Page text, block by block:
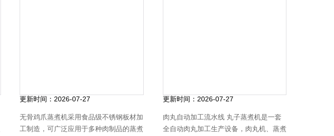
更新时间： 2026-07-27
无骨鸡爪蒸煮机采用食品级不锈钢板材加
工制造，可广泛应用于多种肉制品的蒸煮
更新时间： 2026-07-27
肉丸自动加工流水线 丸子蒸煮机是一套
全自动肉丸加工生产设备，肉丸机、蒸煮